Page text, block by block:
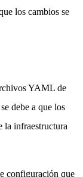
los cambios se
YAML de
debe a que los
la infraestructura
configuración que